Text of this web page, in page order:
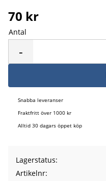
70 kr
Antal
-
Snabba leveranser
Fraktfritt över 1000 kr
Alltid 30 dagars öppet köp
Lagerstatus
Artikelnr